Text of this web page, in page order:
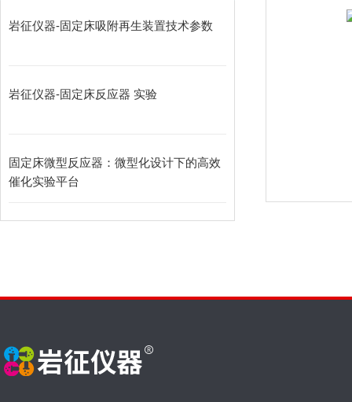
岩征仪器-固定床吸附再生装置技术参数
岩征仪器-固定床反应器 实验
固定床微型反应器：微型化设计下的高效
催化实验平台